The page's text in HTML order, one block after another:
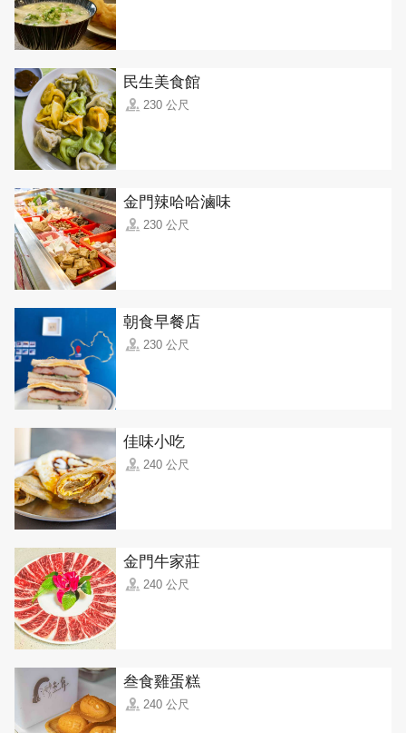
民生美食館
230 公尺
金門辣哈哈滷味
230 公尺
朝食早餐店
230 公尺
佳味小吃
240 公尺
金門牛家莊
240 公尺
叁食雞蛋糕
240 公尺